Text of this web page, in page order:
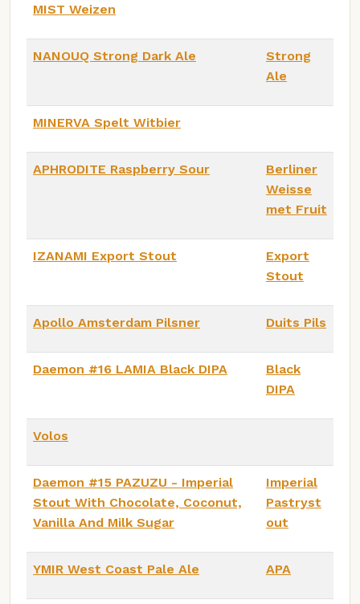
MIST Weizen
NANOUQ Strong Dark Ale
Strong
Ale
MINERVA Spelt Witbier
APHRODITE Raspberry Sour
Berliner
Weisse
met Fruit
IZANAMI Export Stout
Export
Stout
Apollo Amsterdam Pilsner Duits Pils
Daemon #16 LAMIA Black DIPA
Black
DIPA
Volos
Daemon #15 PAZUZU - Imperial
Stout With Chocolate, Coconut,
Vanilla And Milk Sugar
Imperial
Pastryst
out
YMIR West Coast Pale Ale APA